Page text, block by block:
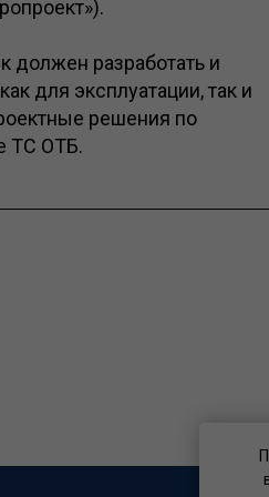
должен разработать и
для эксплуатации, так и
решения по
ТС ОТБ.